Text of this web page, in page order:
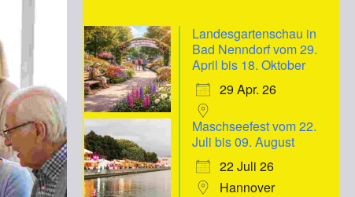
Landesgartenschau in
Bad Nenndorf vom 29.
April bis 18. Oktober
29 Apr. 26
Maschseefest vom 22.
Juli bis 09. August
22 Juli 26
Hannover